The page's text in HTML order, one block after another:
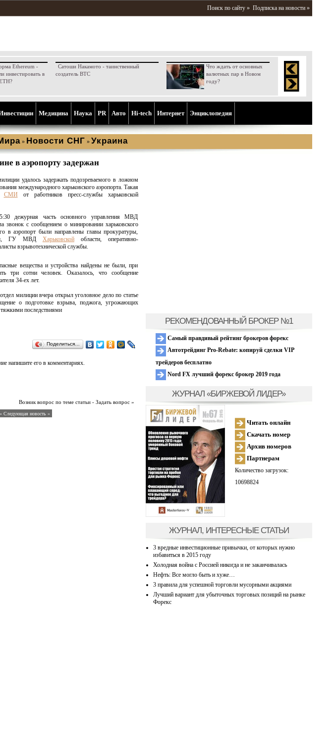
Поиск по сайту » Подписка на новости »
Ethereum -
инвестировать в
Сатоши Накамото - таинственный
создатель BTC
Что ждать от основных
валютных пар в Новом
году?
Медицина Наука PR Aвто Hi-tech Интернет Энциклопедия
» Новости СНГ » Украина
в аэропорту задержан
удалось задержать подозреваемого в ложном
международного харьковского аэропорта. Такая
СМИ от работников пресс-службы харьковской
дежурная часть основного управления МВД
звонок с сообщением о минировании харьковского
в аэропорт были направлены главы прокуратуры,
ГУ МВД Харьковскойобласти, оперативно-
взрывотехнической службы.
вещества и устройства найдены не были, при
три сотни человек. Оказалось, что сообщение
34-ех лет.
милиции вчера открыл уголовное дело по статье
о подготовке взрыва, поджога, угрожающих
последствиями
Поделиться…
напишите его в комментариях.
Возник вопрос по теме статьи - Задать вопрос »
» Следующая новость »
РЕКОМЕНДОВАННЫЙ БРОКЕР №1
Самый правдивый рейтинг брокеров форекс
Автотрейдинг Pro-Rebate: копируй сделки VIP
трейдеров бесплатно
Nord FX лучший форекс брокер 2019 года
ЖУРНАЛ «БИРЖЕВОЙ ЛИДЕР»
Читать онлайн
Скачать номер
Архив номеров
Партнерам
Количество загрузок:
10698824
ЖУРНАЛ, ИНТЕРЕСНЫЕ СТАТЬИ
3 вредные инвестиционные привычки, от которых нужно
избавиться в 2015 году
Холодная война с Россией никогда и не заканчивалась
Нефть: Все могло быть и хуже…
3 правила для успешной торговли мусорными акциями
Лучший вариант для убыточных торговых позиций на рынке
Форекс